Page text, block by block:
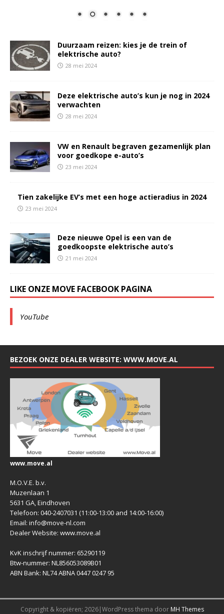
Duurzaam reizen: kies je de trein of
elektrische auto?
28 mei 2024
Deze elektrische auto’s kun je nog in 2024
verwachten
28 mei 2024
VW en Renault begraven gezamenlijk plan
voor goedkope e-auto’s
23 mei 2024
Tien zakelijke EV’s met een hoge actieradius in 2024
23 mei 2024
Deze nieuwe Opel is een van de
goedkoopste elektrische auto’s
21 mei 2024
LIKE ONZE MOVE FACEBOOK PAGINA
YouTube
BEZOEK ONZE DEALER WEBSITE: WWW.MOVE.AL
www.move.al
M.O.V.E. b.v.
Muzenlaan 1
5631 GA, Eindhoven
Telefoon: 040-2407031 (11:00-13:00 and 14:00-16:00)
Email: info@move-nl.com
Dealer Website: www.move.al
KvK inschrijf nummer: 65290119
Btw-nummer: NL856053089B01
ABN Bank: NL74 ABNA 0447 0247 95
Copyright & kopiëren; 2026|WordPress thema door MH Themes